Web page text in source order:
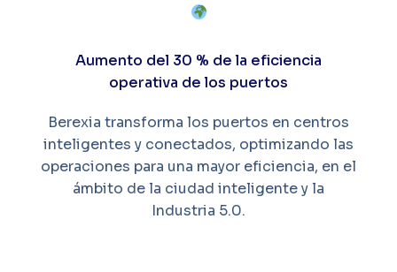
Aumento del 30 % de la eficiencia
operativa de los puertos
Berexia transforma los puertos en centros
inteligentes y conectados, optimizando las
operaciones para una mayor eficiencia, en el
ámbito de la ciudad inteligente y la
Industria 5.0.